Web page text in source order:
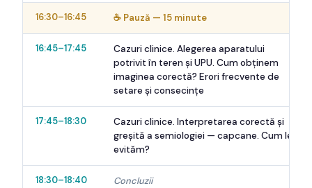
16:30–16:45 ☕ Pauză — 15 minute
16:45–17:45
Cazuri clinice. Alegerea aparatului
potrivit în teren și UPU. Cum obținem
imaginea corectă? Erori frecvente de
setare și consecințe
17:45–18:30
Cazuri clinice. Interpretarea corectă și
greșită a semiologiei — capcane. Cum le
evităm?
18:30–18:40 Concluzii